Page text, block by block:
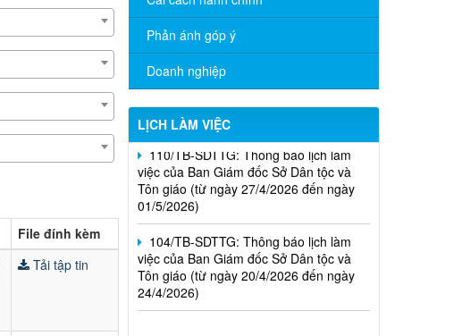
File đính kèm
Tải tập tin
Phản ánh góp ý
Doanh nghiệp
LỊCH LÀM VIỆC
19/6/2026)
01/TB-SDTTG: Thông báo lịch làm việc
của Ban Giám đốc Sở Dân tộc và Tôn
giáo (từ ngày 04/5/2026 đến ngày
08/5/2026)
110/TB-SDTTG: Thông báo lịch làm
việc của Ban Giám đốc Sở Dân tộc và
Tôn giáo (từ ngày 27/4/2026 đến ngày
01/5/2026)
104/TB-SDTTG: Thông báo lịch làm
việc của Ban Giám đốc Sở Dân tộc và
Tôn giáo (từ ngày 20/4/2026 đến ngày
24/4/2026)
Nghị định số 265/2026/NĐ-CP ngày